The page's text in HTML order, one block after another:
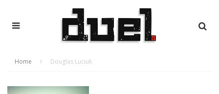
Home Douglas Luciuk